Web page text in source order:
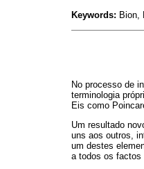
Keywords: Bion,
No processo de
terminologia
Eis como
Um resultado
uns aos outros,
um destes
a todos os factos